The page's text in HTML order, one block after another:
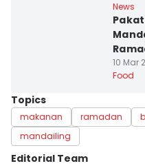
News
10 Mar
Food
Topics
makanan ramadan
mandailing
Editorial Team